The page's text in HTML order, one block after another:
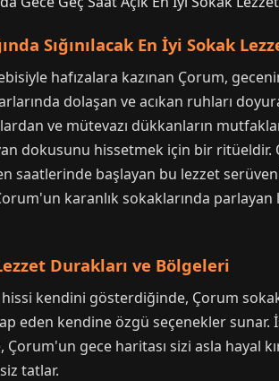
Sığınılacak En İyi Sokak
hafızalara kazınan Çorum,
dolaşan ve acıkan ruhları
ve mütevazı dükkanların
dokusunu hissetmek için bir ritüeldir.
saatlerinde başlayan bu lezzet
karanlık sokaklarında parlayan
Durakları ve Bölgeleri
hissi kendini gösterdiğinde, Çorum
eden kendine özgü seçenekler sunar.
gece haritası sizi asla hayal
tatlar.